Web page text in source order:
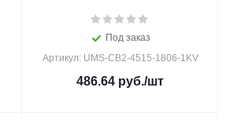
Под заказ
Артикул: UMS-CB2-4515-1806-1KV
486.64 руб./шт